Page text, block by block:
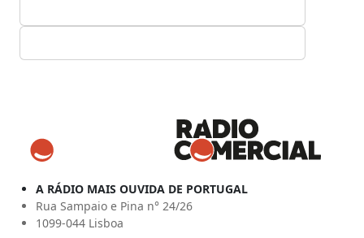
A RÁDIO MAIS OUVIDA DE PORTUGAL
Rua Sampaio e Pina n° 24/26
1099-044 Lisboa